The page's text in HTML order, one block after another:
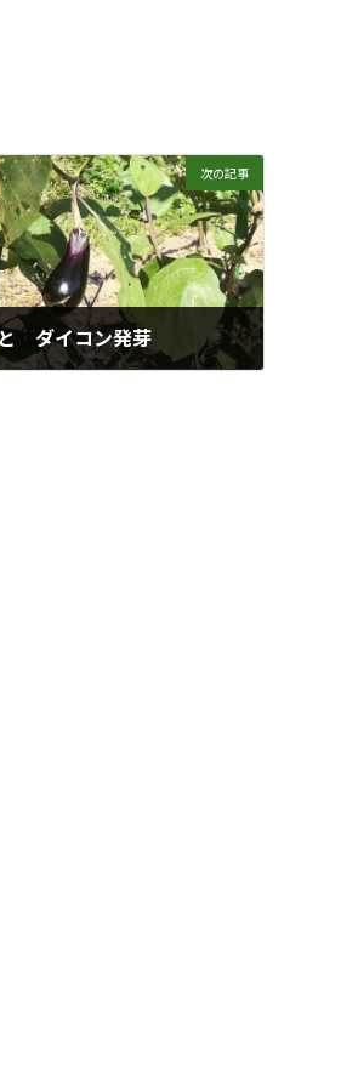
次の記事
ダイコン発芽